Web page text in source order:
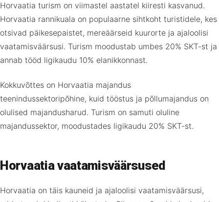
Horvaatia turism on viimastel aastatel kiiresti kasvanud.
Horvaatia rannikuala on populaarne sihtkoht turistidele, kes
otsivad päikesepaistet, mereäärseid kuurorte ja ajaloolisi
vaatamisväärsusi. Turism moodustab umbes 20% SKT-st ja
annab tööd ligikaudu 10% elanikkonnast.
Kokkuvõttes on Horvaatia majandus
teenindussektoripõhine, kuid tööstus ja põllumajandus on
olulised majandusharud. Turism on samuti oluline
majandussektor, moodustades ligikaudu 20% SKT-st.
Horvaatia vaatamisväärsused
Horvaatia on täis kauneid ja ajaloolisi vaatamisväärsusi,